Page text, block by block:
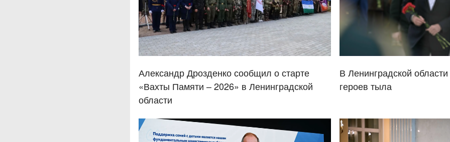
Александр Дрозденко сообщил о старте
«Вахты Памяти – 2026» в Ленинградской
области
В Ленинградской
героев тыла